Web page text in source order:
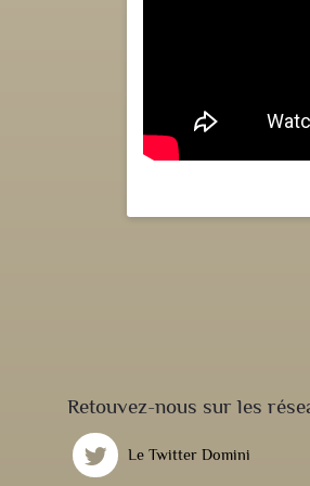
Retouvez-nous sur les
Le Twitter Domini